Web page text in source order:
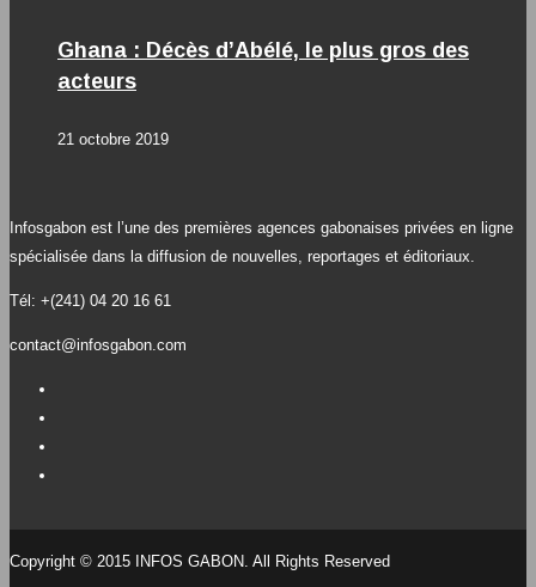
Ghana : Décès d’Abélé, le plus gros des
acteurs
21 octobre 2019
Infosgabon est l’une des premières agences gabonaises privées en ligne
spécialisée dans la diffusion de nouvelles, reportages et éditoriaux.
Tél: +(241) 04 20 16 61
contact@infosgabon.com
Copyright © 2015 INFOS GABON. All Rights Reserved